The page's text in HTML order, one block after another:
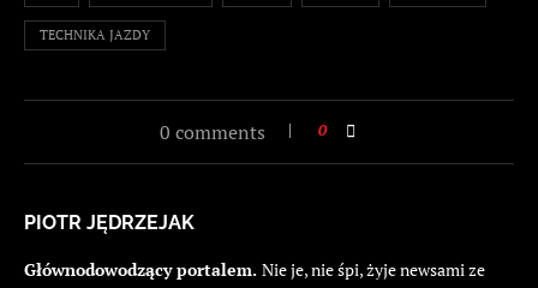
TECHNIKA JAZDY
0 comments 0
PIOTR JĘDRZEJAK
Głównodowodzący portalem. Nie je, nie śpi, żyje newsami ze